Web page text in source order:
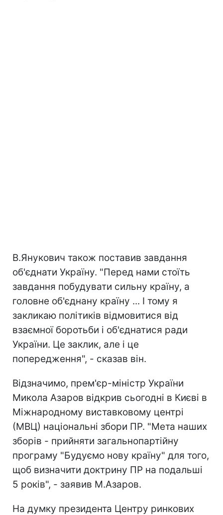
В.Янукович також поставив завдання
об'єднати Україну. "Перед нами стоїть
завдання побудувати сильну країну, а
головне об'єднану країну ... І тому я
закликаю політиків відмовитися від
взаємної боротьби і об'єднатися ради
України. Це заклик, але і це
попередження", - сказав він.
Відзначимо, прем'єр-міністр України
Микола Азаров відкрив сьогодні в Києві в
Міжнародному виставковому центрі
(МВЦ) національні збори ПР. "Мета наших
зборів - прийняти загальнопартійну
програму "Будуємо нову країну" для того,
щоб визначити доктрину ПР на подальші
5 років", - заявив М.Азаров.
На думку президента Центру ринкових